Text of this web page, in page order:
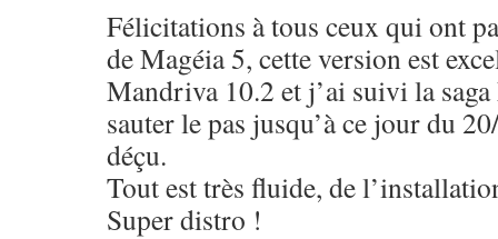
Félicitations à tous ceux qui ont
de Magéia 5, cette version est
Mandriva 10.2 et j’ai suivi la saga
sauter le pas jusqu’à ce jour du
déçu.
Tout est très fluide, de
Super distro !